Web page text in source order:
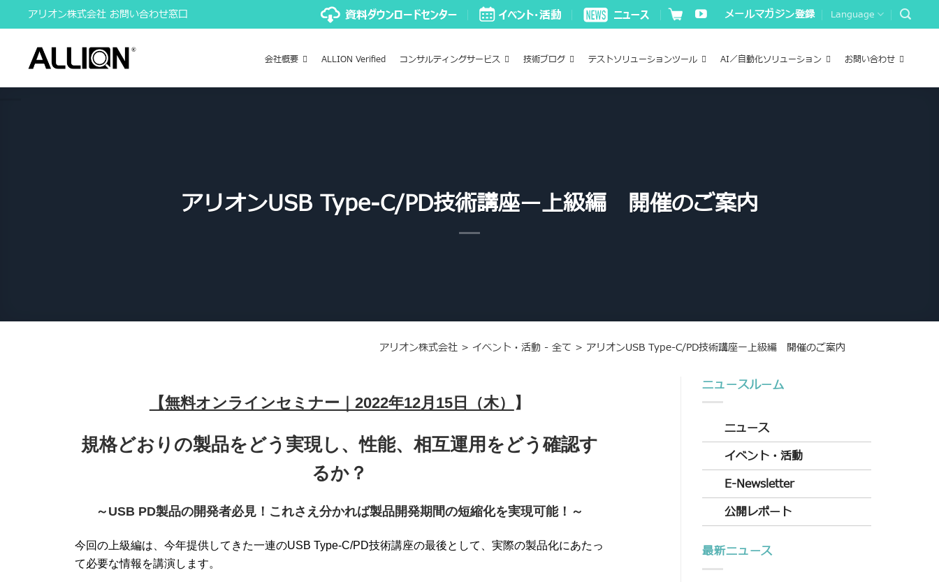
to
content
アリオン株式会社 お問い合わせ窓口 メールマガジン登録 Language
会社概要 ALLION Verified コンサルティングサービス 技術ブログ テストソリューションツール AI／自動化ソリューション お問い合わせ
アリオンUSB Type-C/PD技術講座ー上級編 開催のご案内
アリオン株式会社> イベント・活動 - 全て > アリオンUSB Type-C/PD技術講座ー上級編 開催のご案内
【無料オンラインセミナー｜2022年12月15日（木） 】
規格どおりの製品をどう実現し、性能、相互運用をどう確認す
るか？
～USB PD製品の開発者必見！これさえ分かれば製品開発期間の短縮化を実現可能！～
今回の上級編は、今年提供してきた一連のUSB Type-C/PD技術講座の最後として、実際の製品化にあたっ
て必要な情報を講演します。
ニュースルーム
ニュース
イベント・活動
E-Newsletter
公開レポート
最新ニュース